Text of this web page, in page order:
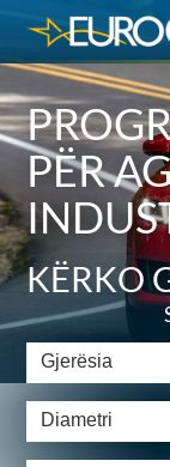
PËR
KËRKO
Gjerësia
Diametri